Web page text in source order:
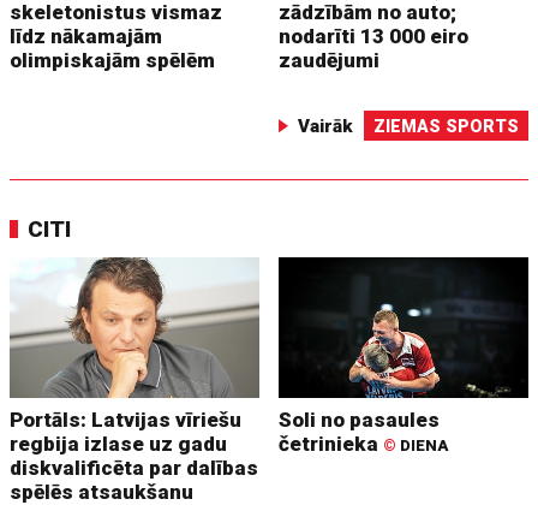
skeletonistus vismaz
līdz nākamajām
olimpiskajām spēlēm
zādzībām no auto;
nodarīti 13 000 eiro
zaudējumi
Vairāk ZIEMAS SPORTS
CITI
Portāls: Latvijas vīriešu
regbija izlase uz gadu
diskvalificēta par dalības
spēlēs atsaukšanu
Soli no pasaules
četrinieka © DIENA